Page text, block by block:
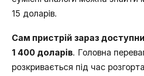
15 доларів.
Сам пристрій зараз
1 400 доларів. Головна
розкривається під час